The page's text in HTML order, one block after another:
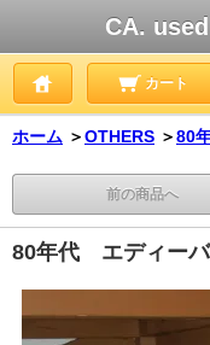
CA.
カート
ホーム ＞OTHERS ＞80
前の商品へ
80年代 エディー